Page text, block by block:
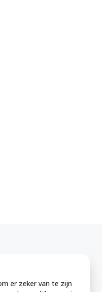
er zeker van te zijn